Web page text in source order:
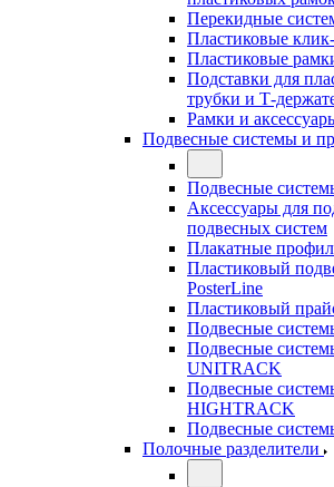
Перекидные
Пластиковые
Пластиковые
Подставки для
трубки и Т-
Рамки и
Подвесные системы и
Подвесные
Аксессуары для
подвесных систем
Плакатные
Пластиковый
PosterLine
Пластиковый
Подвесные
Подвесные
UNITRACK
Подвесные
HIGHTRACK
Подвесные
Полочные разделители